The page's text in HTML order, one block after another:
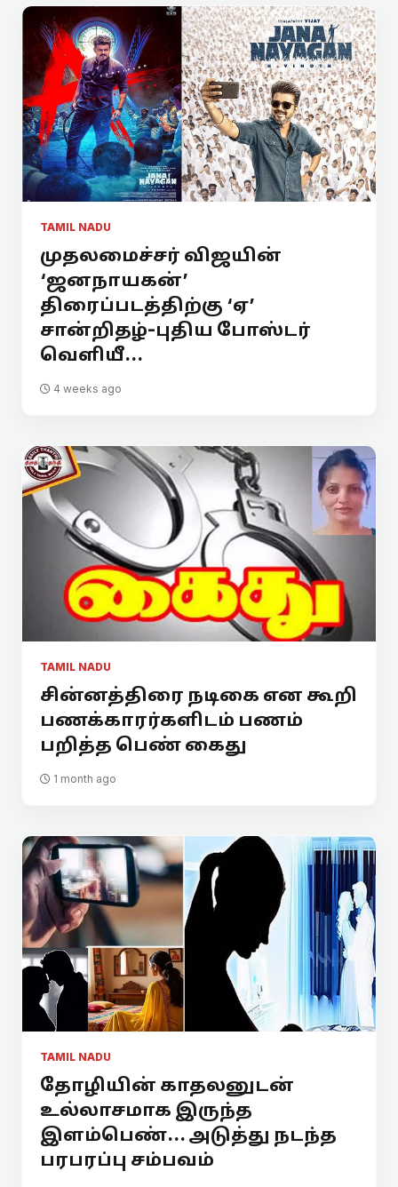
TAMIL NADU
முதலமைச்சர் விஜயின்
‘ஜனநாயகன்’
திரைப்படத்திற்கு ‘ஏ’
சான்றிதழ்-புதிய போஸ்டர்
வெளியீ...
4 weeks ago
TAMIL NADU
சின்னத்திரை நடிகை என கூறி
பணக்காரர்களிடம் பணம்
பறித்த பெண் கைது
1 month ago
TAMIL NADU
தோழியின் காதலனுடன்
உல்லாசமாக இருந்த
இளம்பெண்... அடுத்து நடந்த
பரபரப்பு சம்பவம்